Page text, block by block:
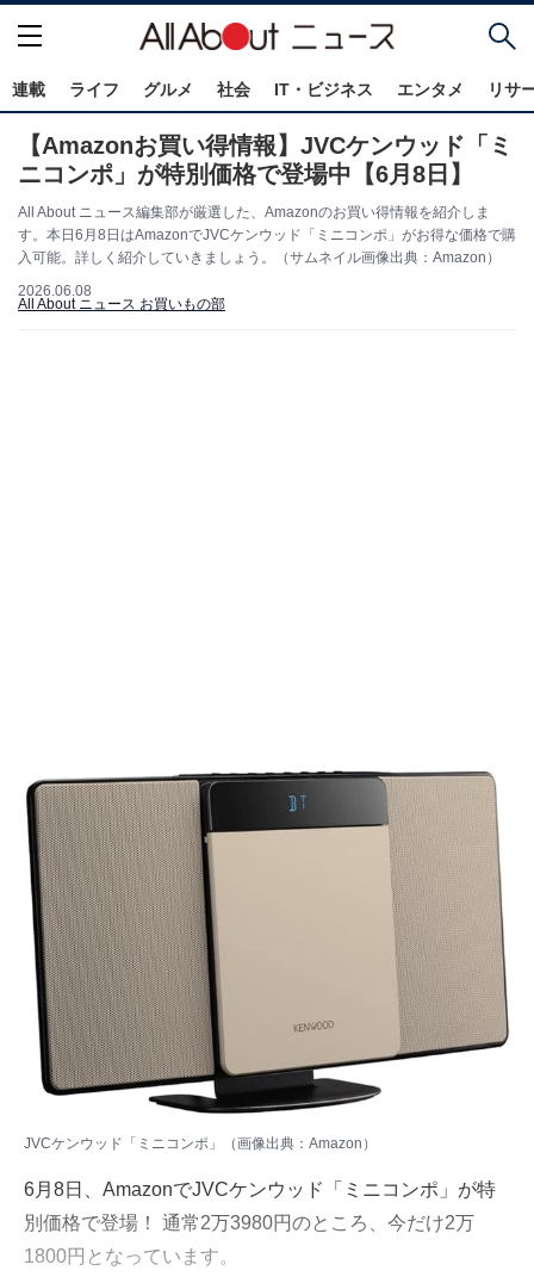
連載 ライフ グルメ 社会 IT・ビジネス エンタメ リサ
【Amazonお買い得情報】JVCケンウッド「ミ
ニコンポ」が特別価格で登場中【6月8日】
All About ニュース編集部が厳選した、Amazonのお買い得情報を紹介しま
す。本日6月8日はAmazonでJVCケンウッド「ミニコンポ」がお得な価格で購
入可能。詳しく紹介していきましょう。（サムネイル画像出典：Amazon）
2026.06.08
All About ニュース お買いもの部
JVCケンウッド「ミニコンポ」（画像出典：Amazon）
6月8日、 AmazonでJVCケンウッド「ミニコンポ」が特
別価格で登場！ 通常2万3980円のところ、今だけ2万
1800円となっています。